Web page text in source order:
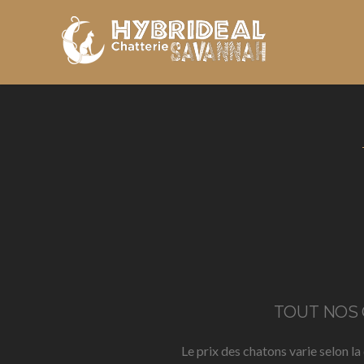
TOUT
Le prix des chatons varie selon